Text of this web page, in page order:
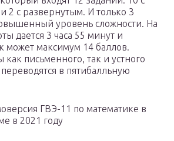
2 с развернутым. И только 3
уровень сложности. На
дается 3 часа 55 минут и
может максимум 14 баллов.
письменного, так и устного
в пятибалльную
ГВЭ-11 по математике в
в 2021 году